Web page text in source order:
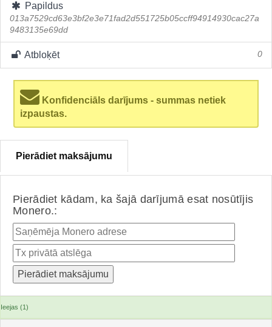
Papildus
013a7529cd63e3bf2e3e71fad2d551725b05ccff94914930cac27a
9483135e69dd
Atbloķēt 0
Konfidenciāls darījums - summas netiek
izpaustas.
Pierādiet maksājumu
Pierādiet kādam, ka šajā darījumā esat nosūtījis
Monero.:
Ieejas (1)